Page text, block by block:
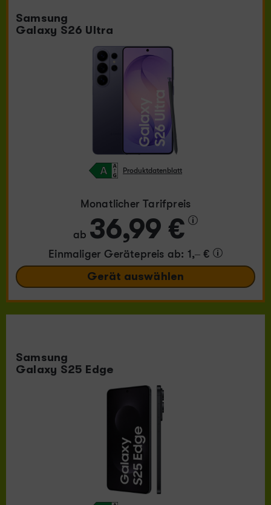
Samsung
Galaxy S26 Ultra
Produktdatenblatt
Monatlicher Tarifpreis
ab 36,99 €
Einmaliger Gerätepreis ab: 1,– €
Gerät auswählen
Samsung
Galaxy S25 Edge